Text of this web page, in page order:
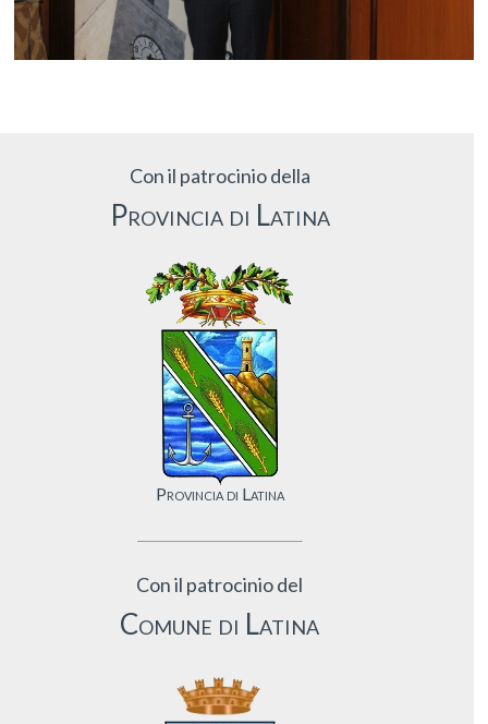
Con il patrocinio della
Provincia di Latina
Provincia di Latina
Con il patrocinio del
Comune di Latina